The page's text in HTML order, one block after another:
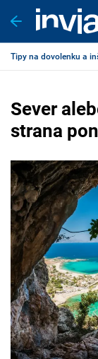
Tipy na dovolenku a
Sever
strana